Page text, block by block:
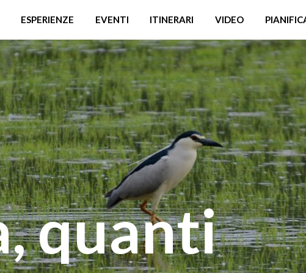
ESPERIENZE EVENTI ITINERARI VIDEO
quanti